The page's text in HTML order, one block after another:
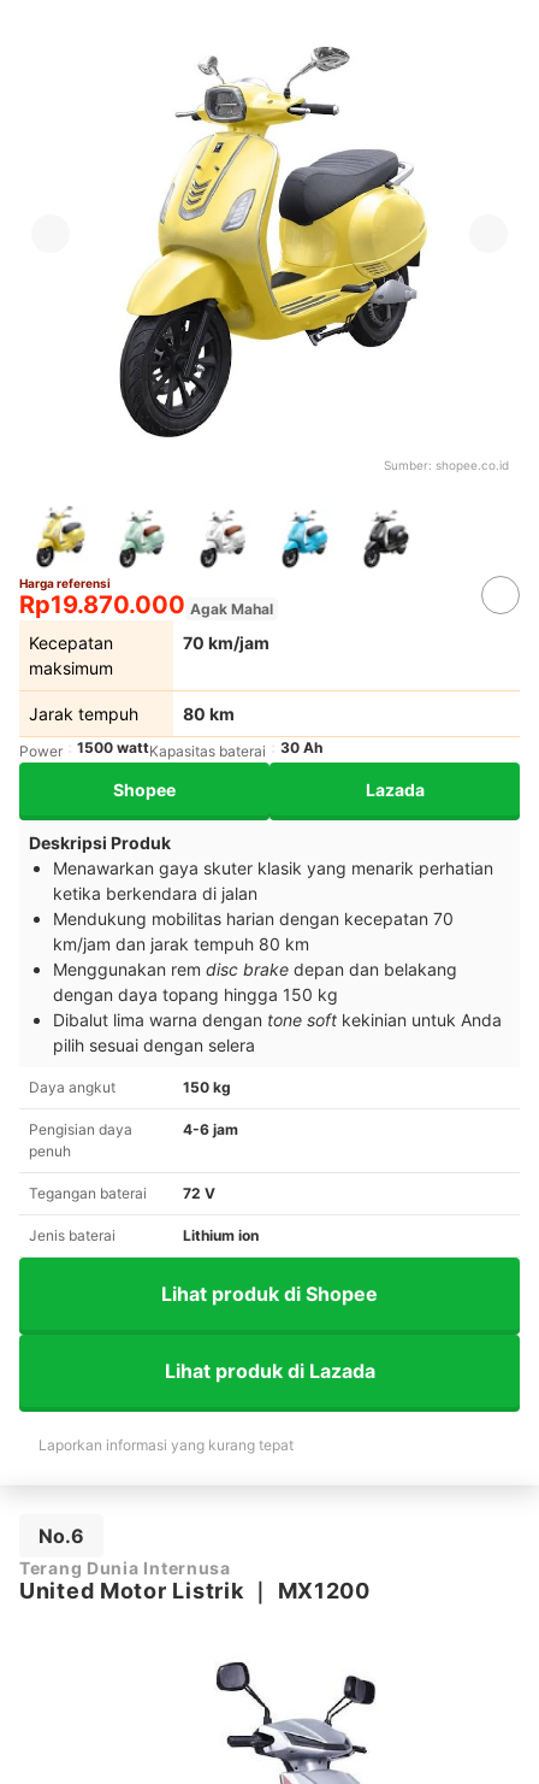
Sumber: shopee.co.id
Harga referensi
Rp19.870.000 Agak Mahal
Kecepatan
maksimum
70 km/jam
Jarak tempuh 80 km
Power 1500 wattKapasitas baterai 30 Ah
Shopee Lazada
Deskripsi Produk
Menawarkan gaya skuter klasik yang menarik perhatian
ketika berkendara di jalan
Mendukung mobilitas harian dengan kecepatan 70
km/jam dan jarak tempuh 80 km
Menggunakan rem disc brake depan dan belakang
dengan daya topang hingga 150 kg
Dibalut lima warna dengan tone soft kekinian untuk Anda
pilih sesuai dengan selera
Daya angkut 150 kg
Pengisian daya
penuh
4-6 jam
Tegangan baterai 72 V
Jenis baterai Lithium ion
Lihat produk di Shopee
Lihat produk di Lazada
Laporkan informasi yang kurang tepat
No.6
Terang Dunia Internusa
United Motor Listrik MX1200